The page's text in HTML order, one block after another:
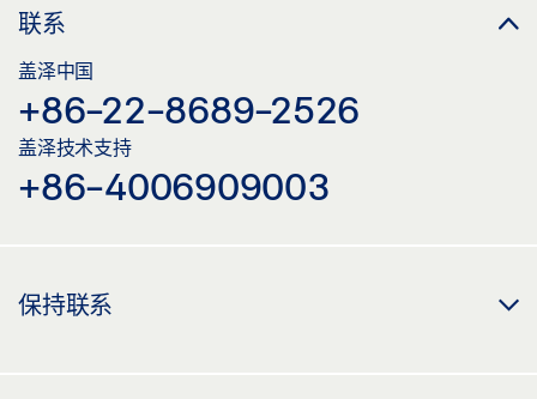
联系
盖泽中国
+86-22-8689-2526
盖泽技术支持
+86-4006909003
保持联系